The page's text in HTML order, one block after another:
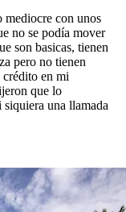
mediocre con unos
no se podía mover
son basicas, tienen
pero no tienen
crédito en mi
que lo
una llamada